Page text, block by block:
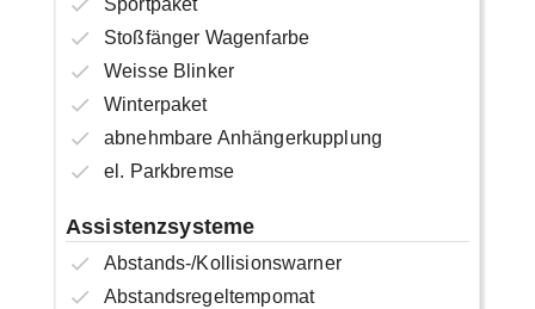
Stoßfänger Wagenfarbe
Weisse Blinker
Winterpaket
abnehmbare Anhängerkupplung
el. Parkbremse
Assistenzsysteme
Abstands-/Kollisionswarner
Abstandsregeltempomat